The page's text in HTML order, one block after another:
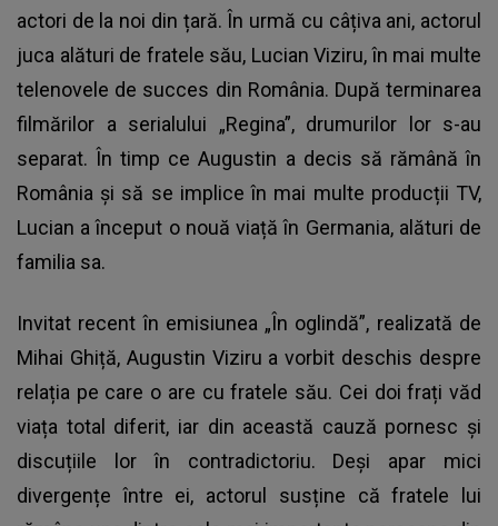
actori de la noi din țară. În urmă cu câțiva ani, actorul
juca alături de fratele său, Lucian Viziru, în mai multe
telenovele de succes din România. După terminarea
filmărilor a serialului „Regina”, drumurilor lor s-au
separat. În timp ce Augustin a decis să rămână în
România și să se implice în mai multe producții TV,
Lucian a început o nouă viață în Germania, alături de
familia sa.
Invitat recent în emisiunea „În oglindă”, realizată de
Mihai Ghiță, Augustin Viziru a vorbit deschis despre
relația pe care o are cu fratele său. Cei doi frați văd
viața total diferit, iar din această cauză pornesc și
discuțiile lor în contradictoriu. Deși apar mici
divergențe între ei, actorul susține că fratele lui